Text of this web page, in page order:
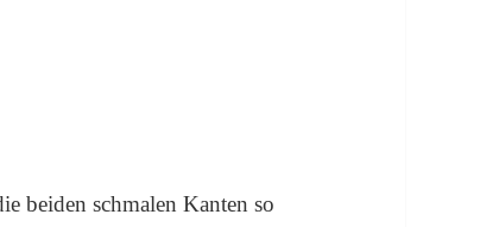
beiden schmalen Kanten so